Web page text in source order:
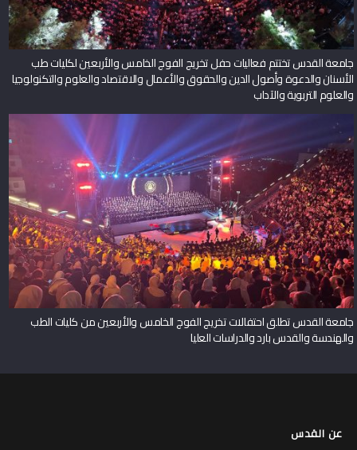
جامعة القدس تختتم فعاليات حفل تخريج الفوج الخامس والأربعين لكليات طب
الأسنان والدعوة وأصول الدين والحقوق والأعمال والاقتصاد والعلوم والتكنولوجيا
والعلوم التربوية والآداب
جامعة القدس تطلق احتفالات تخريج الفوج الخامس والأربعين من كليات الطب
والهندسة والقدس بارد والدراسات العليا
عن القدس